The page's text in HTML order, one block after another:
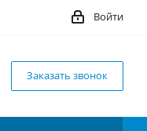
Войти
Заказать звонок